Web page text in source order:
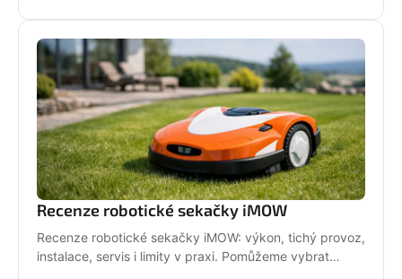
Recenze robotické sekačky iMOW
Recenze robotické sekačky iMOW: výkon, tichý provoz,
instalace, servis i limity v praxi. Pomůžeme vybrat